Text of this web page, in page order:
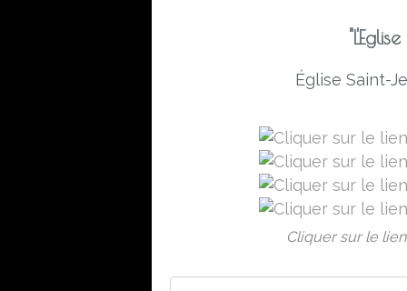
Église Saint-
Cliquer sur le